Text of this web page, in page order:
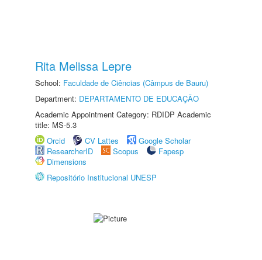
Rita Melissa Lepre
School: Faculdade de Ciências (Câmpus de Bauru)
Department: DEPARTAMENTO DE EDUCAÇÃO
Academic Appointment Category: RDIDP Academic
title: MS-5.3
Orcid
CV Lattes
Google Scholar
ResearcherID
Scopus
Fapesp
Dimensions
Repositório Institucional UNESP